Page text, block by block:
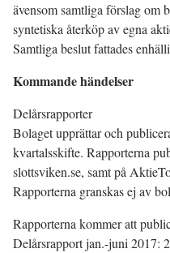
ävensom samtliga förslag om
syntetiska återköp av egna
Samtliga beslut fattades
Kommande händelser
Delårsrapporter
Bolaget upprättar och
kvartalsskifte. Rapporterna
slottsviken.se, samt på
Rapporterna granskas ej av
Rapporterna kommer att
Delårsrapport jan.-juni 2017: